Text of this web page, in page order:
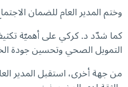
وختم المدير العام للضمان
كما شدّد د. كركي على أهميّة
التمويل الصحي وتحسين جودة
من جهة أخرى، استقبل المدير